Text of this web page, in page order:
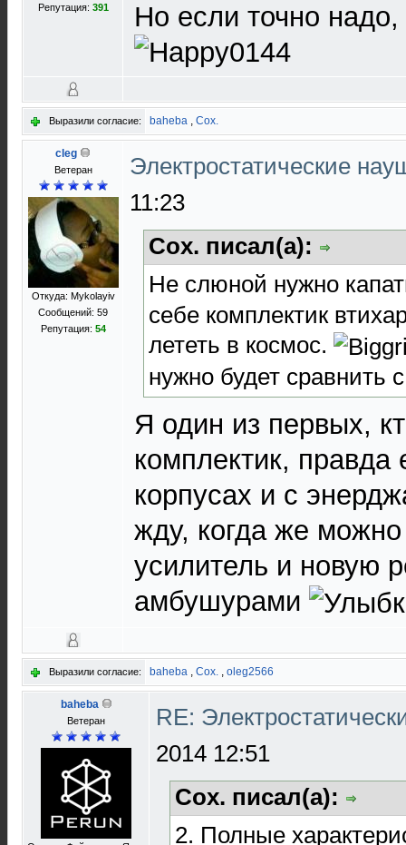
Репутация: 391
Но если точно
Выразили согласие: baheba , Cox.
cleg
Ветеран
Откуда: Mykolayiv
Сообщений: 59
Репутация: 54
Электростатические
11:23
Cox. писал(а):
Не слюной нужно
себе комплектик
лететь в космос.
нужно будет сравнить
Я один из первых,
комплектик, правда
корпусах и с
жду, когда же можно
усилитель и новую
амбушурами
Выразили согласие: baheba , Cox. , oleg2566
baheba
Ветеран
RE:
2014 12:51
Cox. писал(а):
2. Полные